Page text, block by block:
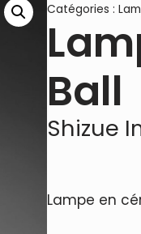
Catégories :
Ball
Shizue
Lampe en